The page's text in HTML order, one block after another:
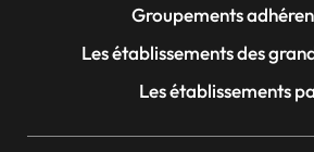
Groupements
Les établissements des
Les établissements